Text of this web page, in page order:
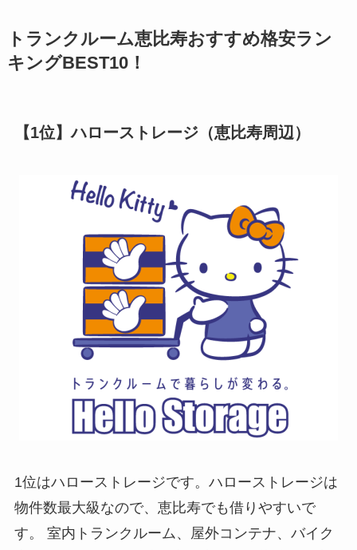
トランクルーム恵比寿おすすめ格安ラン
キングBEST10！
【1位】ハローストレージ（恵比寿周辺）
1位はハローストレージです。ハローストレージは
物件数最大級なので、恵比寿でも借りやすいで
す。 室内トランクルーム、屋外コンテナ、バイク